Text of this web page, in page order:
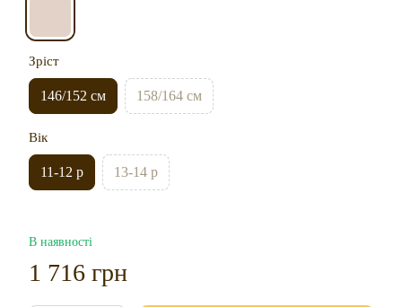
Зріст
146/152 см 158/164 см
Вік
11-12 р 13-14 р
В наявності
1 716 грн